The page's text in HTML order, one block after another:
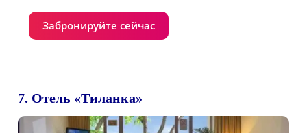
Забронируйте сейчас
7. Отель «Тиланка»